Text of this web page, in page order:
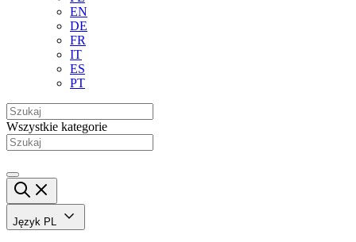
EN
DE
FR
IT
ES
PT
Wszystkie kategorie
Język PL